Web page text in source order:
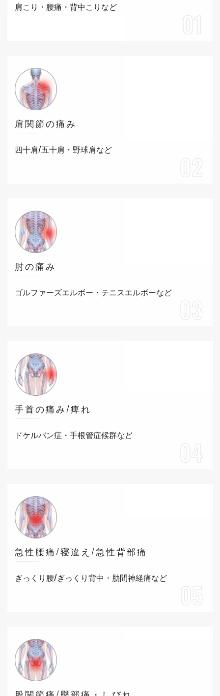
肩こり・腰痛・背中こりなど
01
肩関節の痛み
四十肩/五十肩・野球肩など
02
肘の痛み
ゴルファーズエルボー・テニスエルボーなど
03
手首の痛み/痺れ
ドケルバン症・手根管症候群など
04
急性腰痛/寝違え/急性背部痛
ぎっくり腰/ぎっくり背中・肋間神経痛など
05